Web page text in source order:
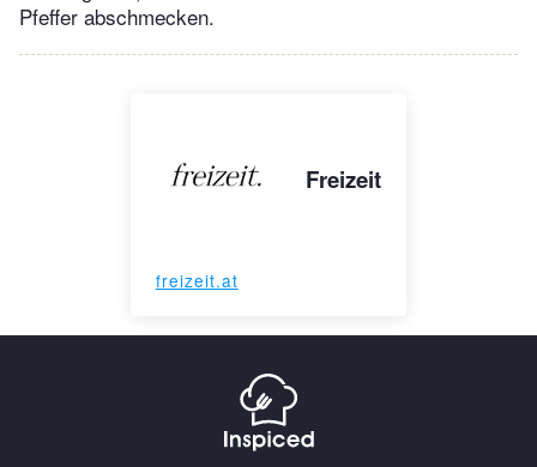
Pfeffer abschmecken.
Freizeit
freizeit.at